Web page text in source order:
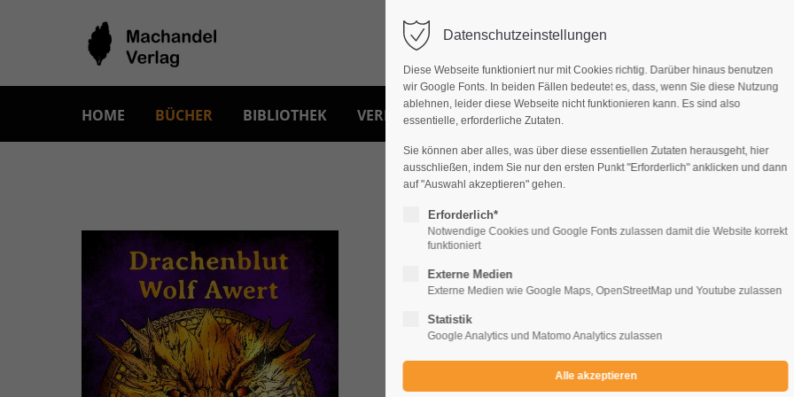
HOME BÜCHER BIBLIOTHEK VERLAG, MANUSKRIPTE IMPRESSUM
Wolf Awert
Drachenblut Sammelband 9 und 10
€13,90 €
Datenschutzeinstellungen
Diese Webseite funktioniert nur mit Cookies richtig. Darüber hinaus benutzen
wir Google Fonts. In beiden Fällen bedeutet es, dass, wenn Sie diese Nutzung
ablehnen, leider diese Webseite nicht funktionieren kann. Es sind also
essentielle, erforderliche Zutaten.
Sie können aber alles, was über diese essentiellen Zutaten herausgeht, hier
ausschließen, indem Sie nur den ersten Punkt "Erforderlich" anklicken und dann
auf "Auswahl akzeptieren" gehen.
Erforderlich*
Notwendige Cookies und Google Fonts zulassen damit die Website korrekt
funktioniert
Externe Medien
Externe Medien wie Google Maps, OpenStreetMap und Youtube zulassen
Statistik
Google Analytics und Matomo Analytics zulassen